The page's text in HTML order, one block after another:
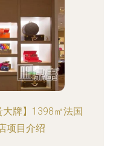
牌】1398㎡法国
项目介绍